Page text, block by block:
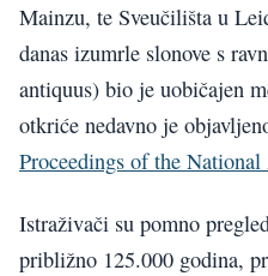
Mainzu, te Sveučilišta u
danas izumrle slonove s
antiquus) bio je uobičajen
otkriće nedavno je
Proceedings of the
Istraživači su pomno
približno 125.000 godina,